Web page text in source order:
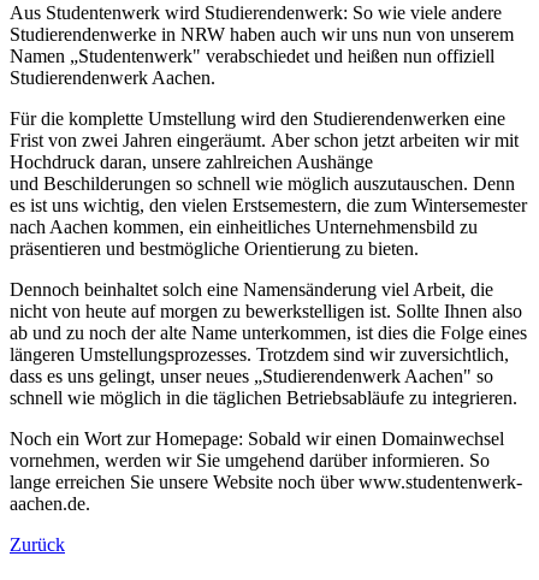
Aus Studentenwerk wird Studierendenwerk: So wie viele andere
Studierendenwerke in NRW haben auch wir uns nun von unserem
Namen „Studentenwerk" verabschiedet und heißen nun offiziell
Studierendenwerk Aachen.
Für die komplette Umstellung wird den Studierendenwerken eine
Frist von zwei Jahren eingeräumt. Aber schon jetzt arbeiten wir mit
Hochdruck daran, unsere zahlreichen Aushänge
und Beschilderungen so schnell wie möglich auszutauschen. Denn
es ist uns wichtig, den vielen Erstsemestern, die zum Wintersemester
nach Aachen kommen, ein einheitliches Unternehmensbild zu
präsentieren und bestmögliche Orientierung zu bieten.
Dennoch beinhaltet solch eine Namensänderung viel Arbeit, die
nicht von heute auf morgen zu bewerkstelligen ist. Sollte Ihnen also
ab und zu noch der alte Name unterkommen, ist dies die Folge eines
längeren Umstellungsprozesses. Trotzdem sind wir zuversichtlich,
dass es uns gelingt, unser neues „Studierendenwerk Aachen" so
schnell wie möglich in die täglichen Betriebsabläufe zu integrieren.
Noch ein Wort zur Homepage: Sobald wir einen Domainwechsel
vornehmen, werden wir Sie umgehend darüber informieren. So
lange erreichen Sie unsere Website noch über www.studentenwerk-
aachen.de.
Zurück